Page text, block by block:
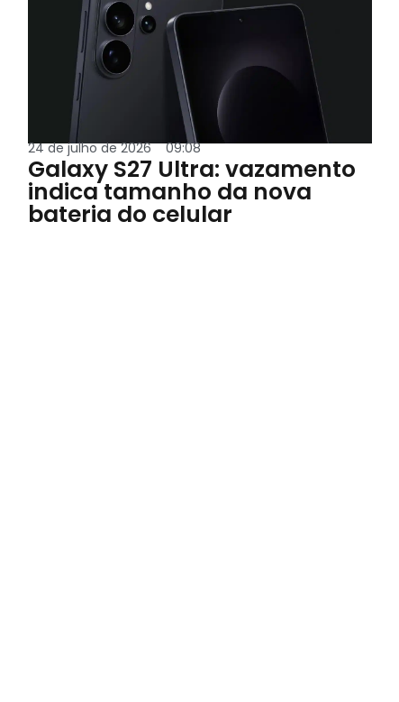
24 de julho de 2026 09:08
Galaxy S27 Ultra: vazamento
indica tamanho da nova
bateria do celular